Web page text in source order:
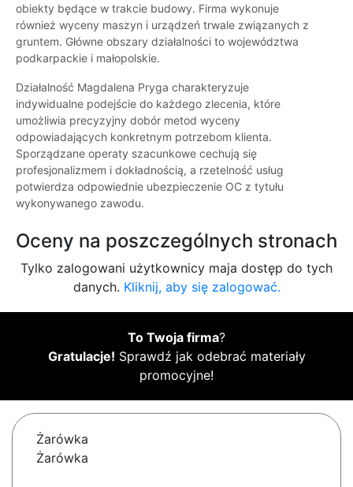
obiekty będące w trakcie budowy. Firma wykonuje
również wyceny maszyn i urządzeń trwale związanych z
gruntem. Główne obszary działalności to województwa
podkarpackie i małopolskie.
Działalność Magdalena Pryga charakteryzuje
indywidualne podejście do każdego zlecenia, które
umożliwia precyzyjny dobór metod wyceny
odpowiadających konkretnym potrzebom klienta.
Sporządzane operaty szacunkowe cechują się
profesjonalizmem i dokładnością, a rzetelność usług
potwierdza odpowiednie ubezpieczenie OC z tytułu
wykonywanego zawodu.
Oceny na poszczególnych stronach
Tylko zalogowani użytkownicy maja dostęp do tych
danych. Kliknij, aby się zalogować.
To Twoja firma?
Gratulacje! Sprawdź jak odebrać materiały
promocyjne!
Żarówka
Żarówka